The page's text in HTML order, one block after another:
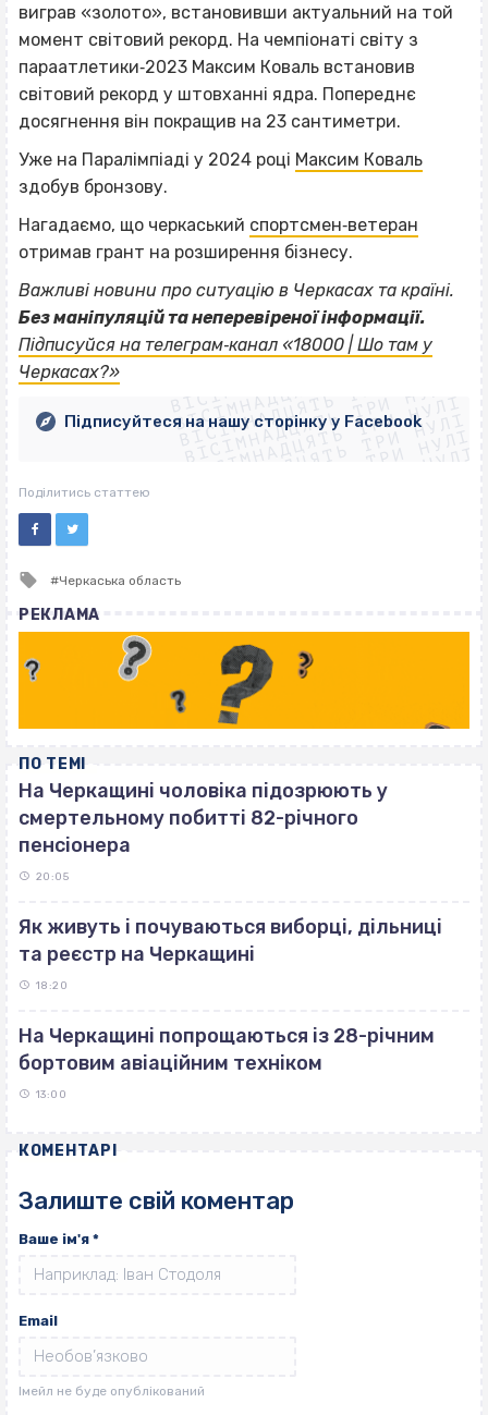
виграв «золото», встановивши актуальний на той
момент світовий рекорд. На чемпіонаті світу з
параатлетики‐2023 Максим Коваль встановив
світовий рекорд у штовханні ядра. Попереднє
досягнення він покращив на 23 сантиметри.
Уже на Паралімпіаді у 2024 році Максим Коваль
здобув бронзову.
Нагадаємо, що черкаський спортсмен‐ветеран
отримав грант на розширення бізнесу.
Важливі новини про ситуацію в Черкасах та країні.
Без маніпуляцій та неперевіреної інформації.
Підписуйся на телеграм‐канал «18000 | Шо там у
Черкасах?»
ВІСІМНАДЦЯТЬ ТРИ НУЛІ
ВІСІМНАДЦЯТЬ ТРИ НУЛІ
ВІСІМНАДЦЯТЬ ТРИ НУЛІ
ВІСІМНАДЦЯТЬ ТРИ НУЛІ
ВІСІМНАДЦЯТЬ ТРИ НУЛІ
ВІСІМНАДЦЯТЬ ТРИ НУЛІ
ВІСІМНАДЦЯТЬ ТРИ НУЛІ
ВІСІМНАДЦЯТЬ ТРИ НУЛІ
Підписуйтеся на нашу сторінку у Facebook
Поділитись статтею
Tagged
Черкаська область
РЕКЛАМА
ПО ТЕМІ
На Черкащині чоловіка підозрюють у
смертельному побитті 82-річного
пенсіонера
20:05
Як живуть і почуваються виборці, дільниці
та реєстр на Черкащині
18:20
На Черкащині попрощаються із 28-річним
бортовим авіаційним техніком
13:00
КОМЕНТАРІ
Залиште свій коментар
Ваше ім'я *
Email